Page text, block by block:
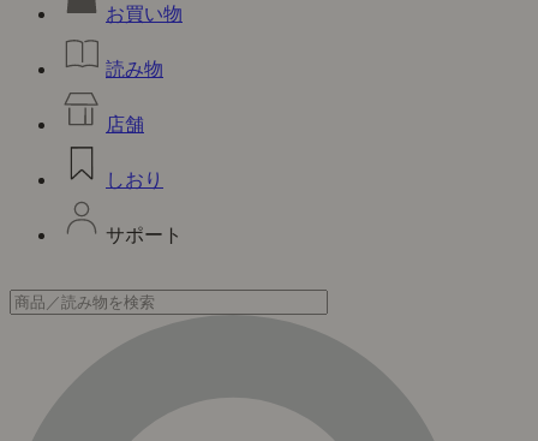
お買い物
読み物
店舗
しおり
サポート